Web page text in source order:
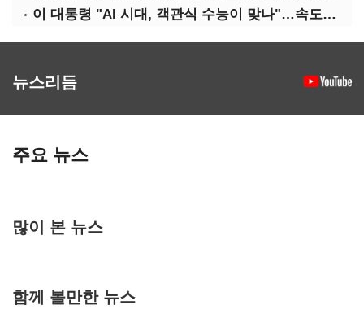
이 대통령 "AI 시대, 객관식 수능이 맞나"…속도전 '경계'
뉴스리듬
주요 뉴스
많이 본 뉴스
함께 볼만한 뉴스